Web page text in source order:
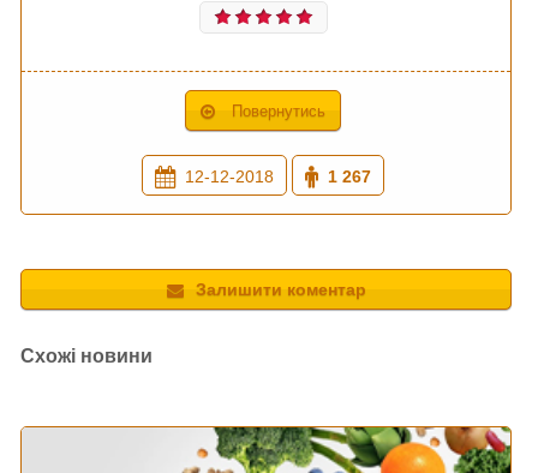
Повернутись
12-12-2018 1 267
Залишити коментар
Схожі новини